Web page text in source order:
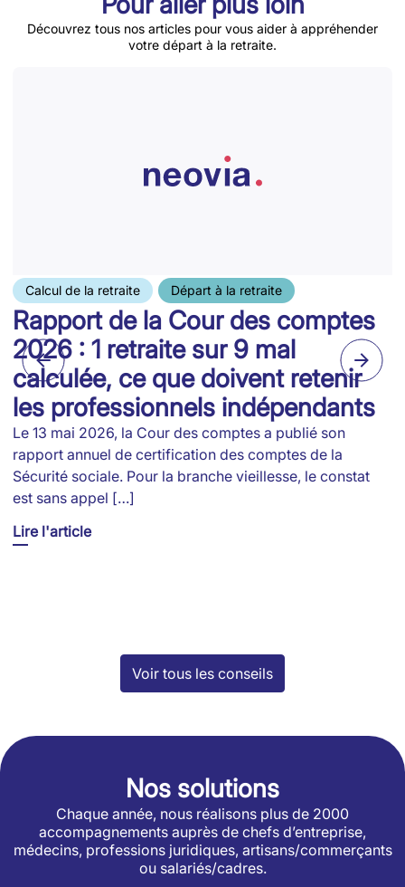
Découvrez tous nos articles pour vous aider à appréhender
votre départ à la retraite.
Calcul de la retraite Départ à la retraite
Rapport de la Cour des comptes
2026 : 1 retraite sur 9 mal
calculée, ce que doivent retenir
les professionnels indépendants
Le 13 mai 2026, la Cour des comptes a publié son
rapport annuel de certification des comptes de la
Sécurité sociale. Pour la branche vieillesse, le constat
est sans appel […]
Lire l'article
Voir tous les conseils
Nos solutions
Chaque année, nous réalisons plus de 2000
accompagnements auprès de chefs d’entreprise,
médecins, professions juridiques, artisans/commerçants
ou salariés/cadres.